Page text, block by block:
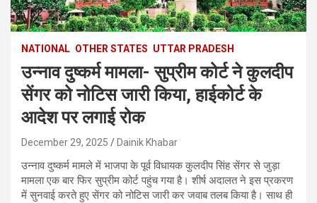
NATIONAL OTHER STATES UTTAR PRADESH
उन्नाव दुष्कर्म मामला- सुप्रीम कोर्ट ने कुलदीप
सेंगर को नोटिस जारी किया, हाईकोर्ट के
आदेश पर लगाई रोक
December 29, 2025 Dainik Khabar
उन्नाव दुष्कर्म मामले में भाजपा के पूर्व विधायक कुलदीप सिंह सेंगर से जुड़ा
मामला एक बार फिर सुप्रीम कोर्ट पहुंच गया है। शीर्ष अदालत ने इस प्रकरण
में सुनवाई करते हुए सेंगर को नोटिस जारी कर जवाब तलब किया है। साथ ही